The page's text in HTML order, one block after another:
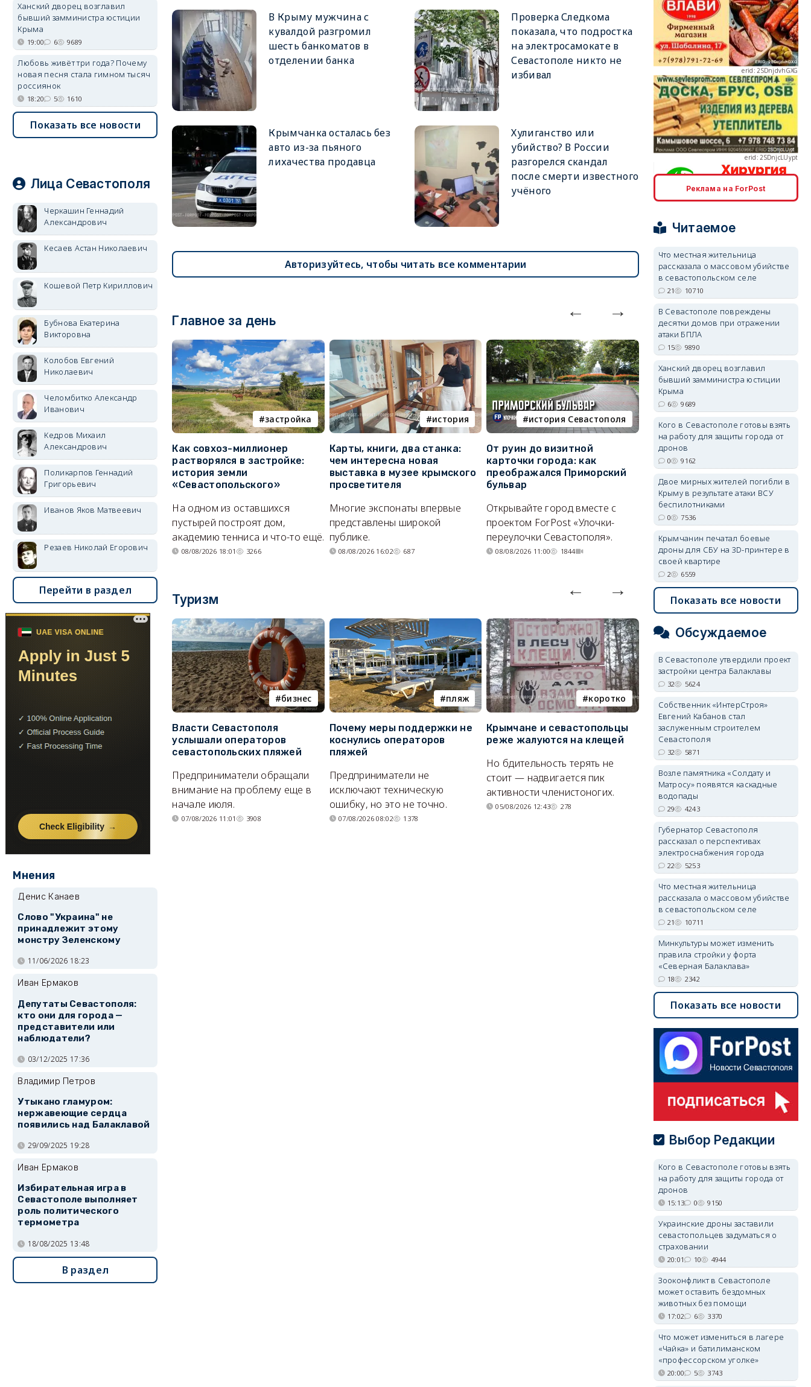
В Крыму мужчина с
кувалдой разгромил
шесть банкоматов в
отделении банка
Проверка Следкома
показала, что подростка
на электросамокате в
Севастополе никто не
избивал
Крымчанка осталась без
авто из-за пьяного
лихачества продавца
Хулиганство или
убийство? В России
разгорелся скандал
после смерти известного
учёного
Авторизуйтесь, чтобы читать все комментарии
Главное за день
застройка
Как совхоз-миллионер
растворялся в застройке:
история земли
«Севастопольского»
На одном из оставшихся
пустырей построят дом,
академию тенниса и что-то ещё.
08/08/2026 18:01 3266
история
Карты, книги, два станка:
чем интересна новая
выставка в музее крымского
просветителя
Многие экспонаты впервые
представлены широкой
публике.
08/08/2026 16:02 687
история Севастополя
От руин до визитной
карточки города: как
преображался Приморский
бульвар
Открывайте город вместе с
проектом ForPost «Улочки-
переулочки Севастополя».
08/08/2026 11:00 1844
Севастополь стал лидером
ЮФО по падению
позитивным нюансом
Кризис ударил по регионам
совершенно по-разному.
07/08/2026 20:02 4246
Туризм
бизнес
Власти Севастополя
услышали операторов
севастопольских пляжей
Предприниматели обращали
внимание на проблему еще в
начале июля.
07/08/2026 11:01 3908
пляж
Почему меры поддержки не
коснулись операторов
пляжей
Предприниматели не
исключают техническую
ошибку, но это не точно.
07/08/2026 08:02 1378
коротко
Крымчане и севастопольцы
реже жалуются на клещей
Но бдительность терять не
стоит — надвигается пик
активности членистоногих.
05/08/2026 12:43 278
В Севастополе утвердили
проект застройки центра
Балаклавы
Там появится туристический
квартал с отелями и
парковками.
05/08/2026 08:01 5623
Ханский дворец возглавил
бывший замминистра юстиции
Крыма
19:00 6 9689
Любовь живёт три года? Почему
новая песня стала гимном тысяч
россиянок
18:20 5 1610
Показать все новости
Лица Севастополя
Черкашин Геннадий
Александрович
Кесаев Астан Николаевич
Кошевой Петр Кириллович
Бубнова Екатерина
Викторовна
Колобов Евгений
Николаевич
Челомбитко Александр
Иванович
Кедров Михаил
Александрович
Поликарпов Геннадий
Григорьевич
Иванов Яков Матвеевич
Резаев Николай Егорович
Перейти в раздел
Мнения
Денис Канаев
Слово "Украина" не
принадлежит этому
монстру Зеленскому
11/06/2026 18:23
Иван Ермаков
Депутаты Севастополя:
кто они для города —
представители или
наблюдатели?
03/12/2025 17:36
Владимир Петров
Утыкано гламуром:
нержавеющие сердца
появились над Балаклавой
29/09/2025 19:28
Иван Ермаков
Избирательная игра в
Севастополе выполняет
роль политического
термометра
18/08/2025 13:48
В раздел
erid: 2SDnjdvhGXG
erid: 2SDnjcLUypt
erid: 2SDnjcrDNw6
Реклама на ForPost
Читаемое
Что местная жительница
рассказала о массовом убийстве
в севастопольском селе
21 10710
В Севастополе повреждены
десятки домов при отражении
атаки БПЛА
15 9890
Ханский дворец возглавил
бывший замминистра юстиции
Крыма
6 9689
Кого в Севастополе готовы взять
на работу для защиты города от
дронов
0 9162
Двое мирных жителей погибли в
Крыму в результате атаки ВСУ
беспилотниками
0 7536
Крымчанин печатал боевые
дроны для СБУ на 3D-принтере в
своей квартире
2 6559
Показать все новости
Обсуждаемое
В Севастополе утвердили проект
застройки центра Балаклавы
32 5624
Собственник «ИнтерСтроя»
Евгений Кабанов стал
заслуженным строителем
Севастополя
32 5871
Возле памятника «Солдату и
Матросу» появятся каскадные
водопады
29 4243
Губернатор Севастополя
рассказал о перспективах
электроснабжения города
22 5253
Что местная жительница
рассказала о массовом убийстве
в севастопольском селе
21 10711
Минкультуры может изменить
правила стройки у форта
«Северная Балаклава»
18 2342
Показать все новости
Выбор Редакции
Кого в Севастополе готовы взять
на работу для защиты города от
дронов
15:13 0 9150
Украинские дроны заставили
севастопольцев задуматься о
страховании
20:01 10 4944
Зооконфликт в Севастополе
может оставить бездомных
животных без помощи
17:02 6 3370
Что может измениться в лагере
«Чайка» и батилиманском
«профессорском уголке»
20:00 5 3743